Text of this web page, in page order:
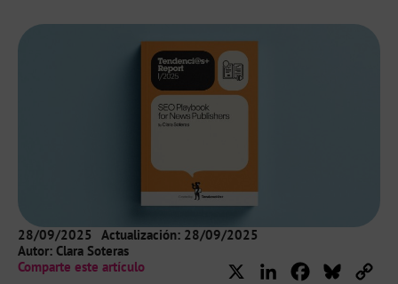
28/09/2025
Actualización: 28/09/2025
Autor: Clara Soteras
Comparte este artículo
LinkedInFacebook
Bluesky